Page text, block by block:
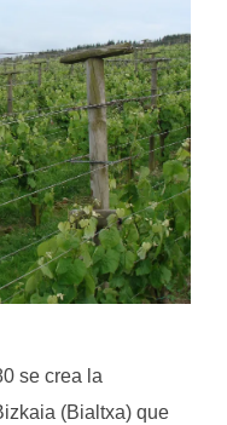
se crea la
(Bialtxa) que